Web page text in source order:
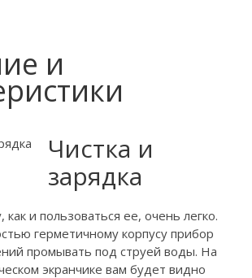
и
Чистка и
зарядка
и пользоваться ее, очень легко.
герметичному корпусу прибор
промывать под струей воды. На
экранчике вам будет видно